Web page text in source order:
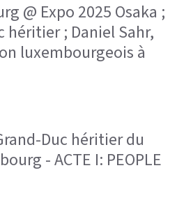
@ Expo 2025 Osaka ;
héritier ; Daniel Sahr,
luxembourgeois à
Duc héritier du
- ACTE I: PEOPLE